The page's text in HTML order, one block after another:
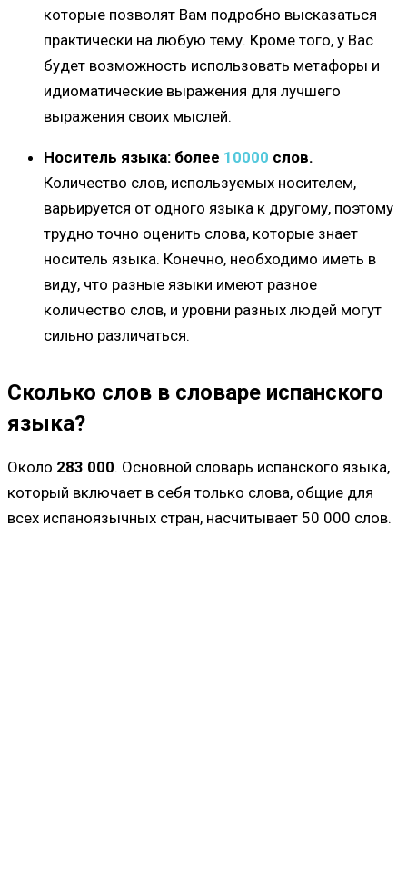
которые позволят Вам подробно высказаться
практически на любую тему. Кроме того, у Вас
будет возможность использовать метафоры и
идиоматические выражения для лучшего
выражения своих мыслей.
Носитель языка: более 10000 слов.
Количество слов, используемых носителем,
варьируется от одного языка к другому, поэтому
трудно точно оценить слова, которые знает
носитель языка. Конечно, необходимо иметь в
виду, что разные языки имеют разное
количество слов, и уровни разных людей могут
сильно различаться.
Сколько слов в словаре испанского
языка?
Около 283 000. Основной словарь испанского языка,
который включает в себя только слова, общие для
всех испаноязычных стран, насчитывает 50 000 слов.